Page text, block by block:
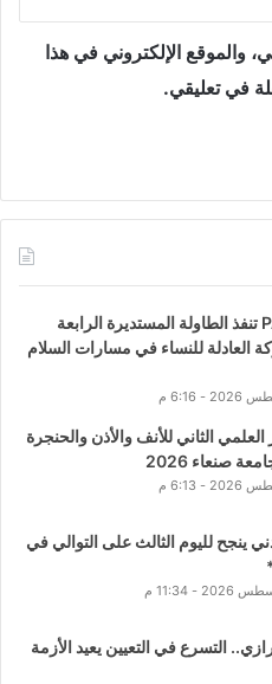
والموقع الإلكتروني في هذا
في تعليقي.
مؤسسة PASS تنفذ الطاولة المستديرة الرابعة
العادلة للنساء في مسارات السلام
العلمي الثاني للأنف والأذن والحنجرة
صنعاء 2026
ينجح لليوم الثالث على التوالي في
التسرع في التعيين يعيد الأزمة